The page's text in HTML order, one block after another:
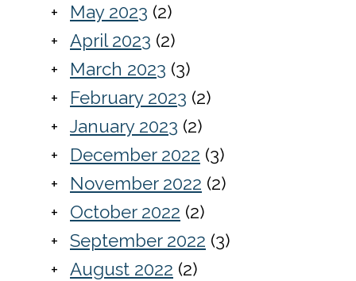
May 2023 (2)
April 2023 (2)
March 2023 (3)
February 2023 (2)
January 2023 (2)
December 2022 (3)
November 2022 (2)
October 2022 (2)
September 2022 (3)
August 2022 (2)